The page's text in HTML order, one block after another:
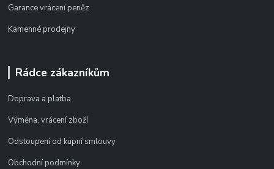
Garance vrácení peněz
Kamenné prodejny
Rádce zákazníkům
Doprava a platba
Výměna, vrácení zboží
Odstoupení od kupní smlouvy
Obchodní podmínky